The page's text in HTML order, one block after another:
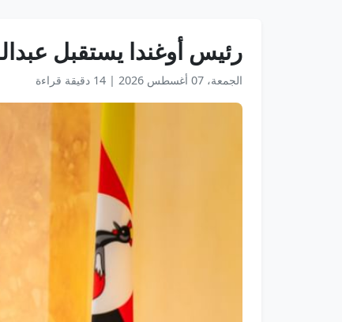
رئيس أوغندا يستقبل عبدالله بن زايد
الجمعة، 07 أغسطس 2026 | 14 دقيقة قراءة